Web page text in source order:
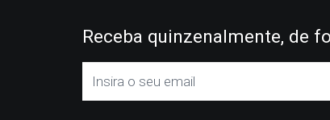
Receba quinzenalmente, de